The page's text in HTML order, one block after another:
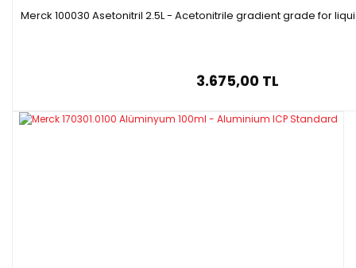
Merck 100030 Asetonitril 2.5L - Acetonitrile gradient grade for
3.675,00 TL